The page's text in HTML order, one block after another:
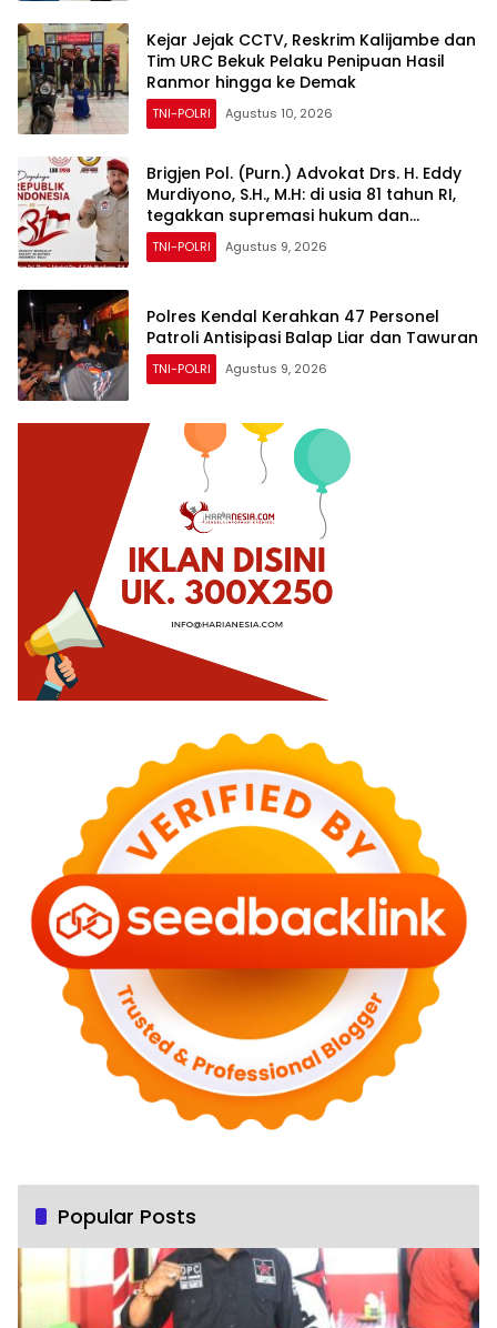
Kejar Jejak CCTV, Reskrim Kalijambe dan
Tim URC Bekuk Pelaku Penipuan Hasil
Ranmor hingga ke Demak
TNI-POLRI Agustus 10, 2026
Brigjen Pol. (Purn.) Advokat Drs. H. Eddy
Murdiyono, S.H., M.H: di usia 81 tahun RI,
tegakkan supremasi hukum dan
keadilan untuk seluruh rakyat Indonesia
TNI-POLRI Agustus 9, 2026
Polres Kendal Kerahkan 47 Personel
Patroli Antisipasi Balap Liar dan Tawuran
TNI-POLRI Agustus 9, 2026
Popular Posts